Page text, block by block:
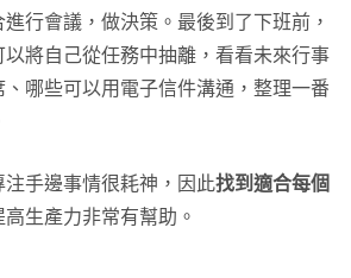
行會議，做決策。最後到了下班前，
以將自己從任務中抽離，看看未來行事
哪些可以用電子信件溝通，整理一番
手邊事情很耗神，因此找到適合每個
高生產力非常有幫助。